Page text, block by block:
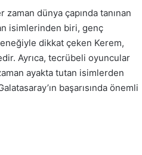
dünya çapında tanınan
isimlerinden biri, genç
dikkat çeken Kerem,
Ayrıca, tecrübeli oyuncular
ayakta tutan isimlerden
başarısında önemli